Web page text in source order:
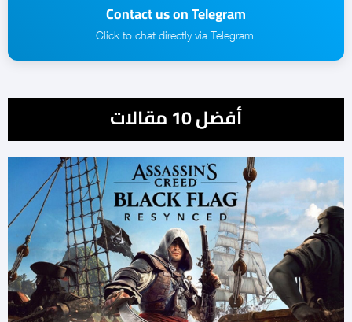
Contact us on Telegram
.Click to chat directly via Telegram
أفضل 10 مقالات